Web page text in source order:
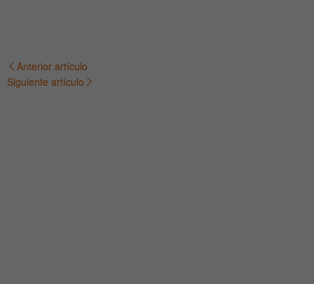
Navegación
Anterior artículo
Siguiente artículo